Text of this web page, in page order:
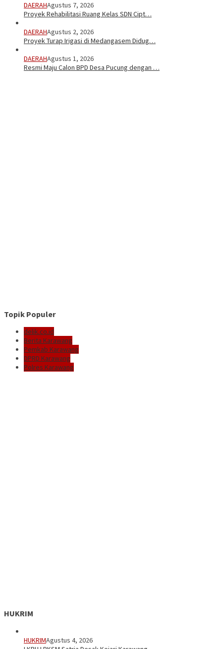
DAERAHAgustus 7, 2026
Proyek Rehabilitasi Ruang Kelas SDN Cipt…
DAERAHAgustus 2, 2026
Proyek Turap Irigasi di Medangasem Didug…
DAERAHAgustus 1, 2026
Resmi Maju Calon BPD Desa Pucung dengan …
Topik Populer
delik.co.id
Berita Karawang
Pemkab Karawang
DPRD Karawang
Polres Karawang
HUKRIM
HUKRIMAgustus 4, 2026